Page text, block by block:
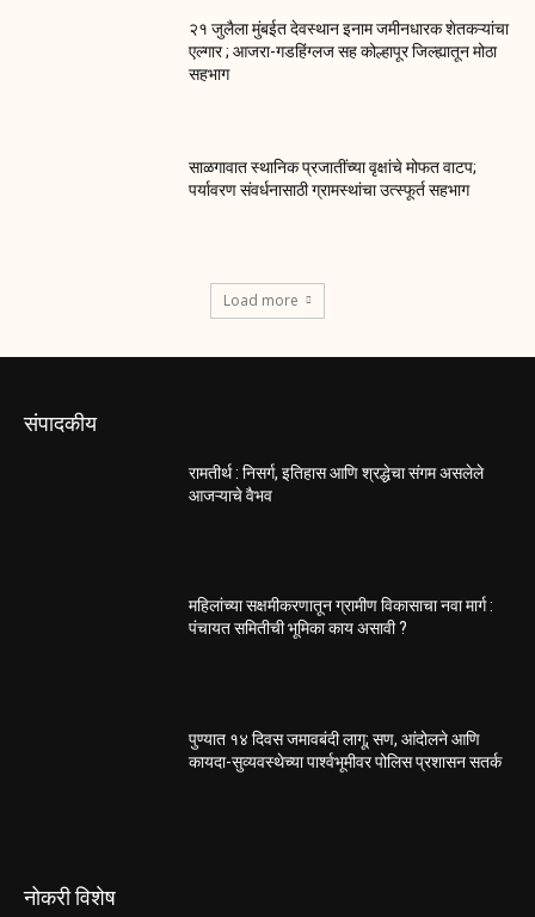
२१ जुलैला मुंबईत देवस्थान इनाम जमीनधारक शेतकऱ्यांचा
एल्गार ; आजरा-गडहिंग्लज सह कोल्हापूर जिल्ह्यातून मोठा
सहभाग
साळगावात स्थानिक प्रजातींच्या वृक्षांचे मोफत वाटप;
पर्यावरण संवर्धनासाठी ग्रामस्थांचा उत्स्फूर्त सहभाग
Load more
संपादकीय
रामतीर्थ : निसर्ग, इतिहास आणि श्रद्धेचा संगम असलेले
आजऱ्याचे वैभव
महिलांच्या सक्षमीकरणातून ग्रामीण विकासाचा नवा मार्ग :
पंचायत समितीची भूमिका काय असावी ?
पुण्यात १४ दिवस जमावबंदी लागू; सण, आंदोलने आणि
कायदा-सुव्यवस्थेच्या पार्श्वभूमीवर पोलिस प्रशासन सतर्क
नोकरी विशेष